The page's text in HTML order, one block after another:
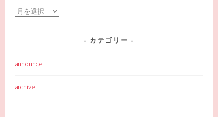
ア
カテゴリー
announce
archive